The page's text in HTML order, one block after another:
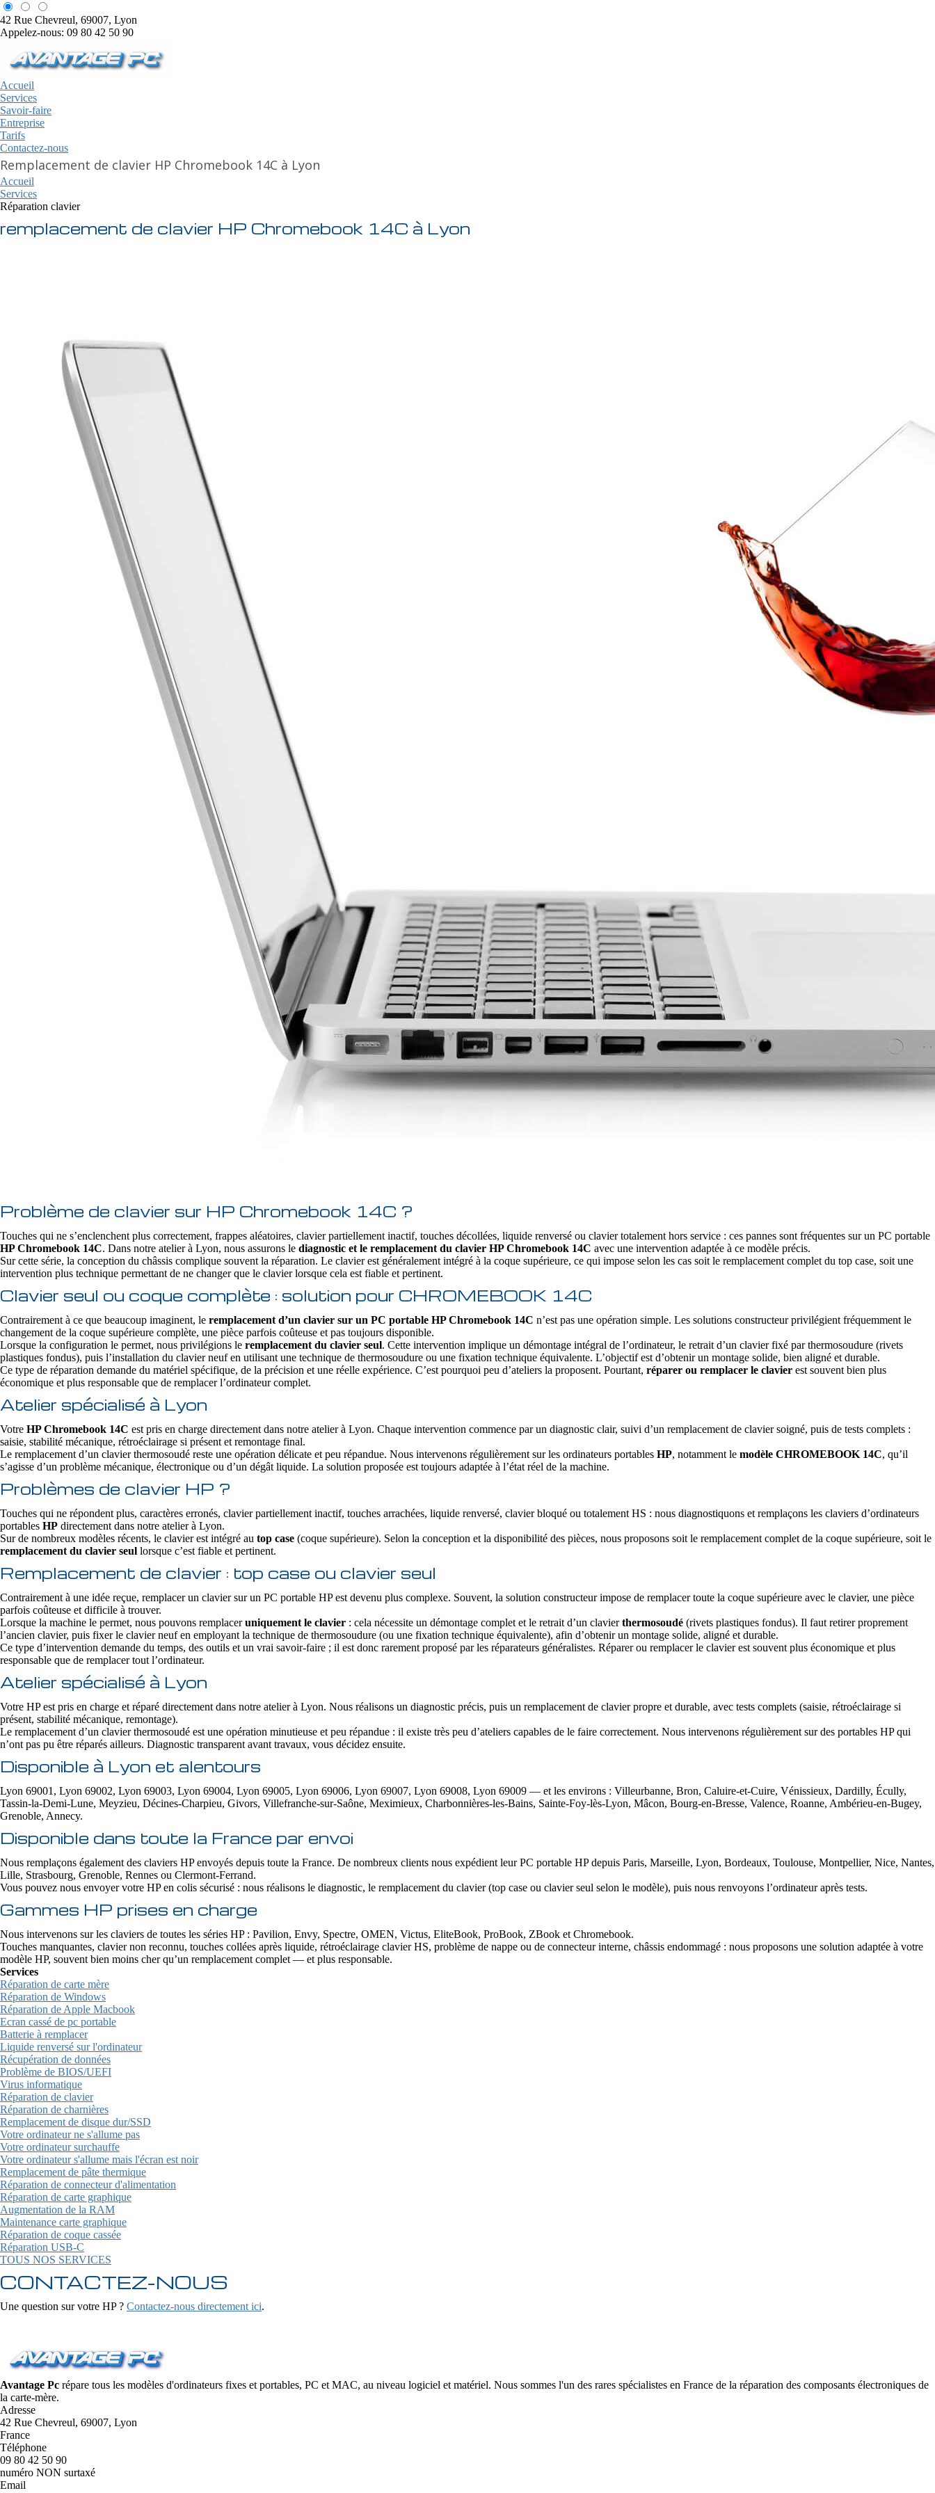
42 Rue Chevreul, 69007, Lyon
Appelez-nous: 09 80 42 50 90
Accueil
Services
Savoir-faire
Entreprise
Tarifs
Contactez-nous
Remplacement de clavier HP Chromebook 14C à Lyon
Accueil
Services
Réparation clavier
remplacement de clavier HP Chromebook 14C à Lyon
Problème de clavier sur HP Chromebook 14C ?
Touches qui ne s’enclenchent plus correctement, frappes aléatoires, clavier partiellement inactif, touches décollées, liquide renversé ou clavier totalement hors service : ces pannes sont fréquentes sur un PC portable
HP Chromebook 14C. Dans notre atelier à Lyon, nous assurons le diagnostic et le remplacement du clavier HP Chromebook 14C avec une intervention adaptée à ce modèle précis.
Sur cette série, la conception du châssis complique souvent la réparation. Le clavier est généralement intégré à la coque supérieure, ce qui impose selon les cas soit le remplacement complet du top case, soit une
intervention plus technique permettant de ne changer que le clavier lorsque cela est fiable et pertinent.
Clavier seul ou coque complète : solution pour CHROMEBOOK 14C
Contrairement à ce que beaucoup imaginent, le remplacement d’un clavier sur un PC portable HP Chromebook 14C n’est pas une opération simple. Les solutions constructeur privilégient fréquemment le
changement de la coque supérieure complète, une pièce parfois coûteuse et pas toujours disponible.
Lorsque la configuration le permet, nous privilégions le remplacement du clavier seul. Cette intervention implique un démontage intégral de l’ordinateur, le retrait d’un clavier fixé par thermosoudure (rivets
plastiques fondus), puis l’installation du clavier neuf en utilisant une technique de thermosoudure ou une fixation technique équivalente. L’objectif est d’obtenir un montage solide, bien aligné et durable.
Ce type de réparation demande du matériel spécifique, de la précision et une réelle expérience. C’est pourquoi peu d’ateliers la proposent. Pourtant, réparer ou remplacer le clavier est souvent bien plus
économique et plus responsable que de remplacer l’ordinateur complet.
Atelier spécialisé à Lyon
Votre HP Chromebook 14C est pris en charge directement dans notre atelier à Lyon. Chaque intervention commence par un diagnostic clair, suivi d’un remplacement de clavier soigné, puis de tests complets :
saisie, stabilité mécanique, rétroéclairage si présent et remontage final.
Le remplacement d’un clavier thermosoudé reste une opération délicate et peu répandue. Nous intervenons régulièrement sur les ordinateurs portables HP, notamment le modèle CHROMEBOOK 14C, qu’il
s’agisse d’un problème mécanique, électronique ou d’un dégât liquide. La solution proposée est toujours adaptée à l’état réel de la machine.
Problèmes de clavier HP ?
Touches qui ne répondent plus, caractères erronés, clavier partiellement inactif, touches arrachées, liquide renversé, clavier bloqué ou totalement HS : nous diagnostiquons et remplaçons les claviers d’ordinateurs
portables HP directement dans notre atelier à Lyon.
Sur de nombreux modèles récents, le clavier est intégré au top case (coque supérieure). Selon la conception et la disponibilité des pièces, nous proposons soit le remplacement complet de la coque supérieure, soit le
remplacement du clavier seul lorsque c’est fiable et pertinent.
Remplacement de clavier : top case ou clavier seul
Contrairement à une idée reçue, remplacer un clavier sur un PC portable HP est devenu plus complexe. Souvent, la solution constructeur impose de remplacer toute la coque supérieure avec le clavier, une pièce
parfois coûteuse et difficile à trouver.
Lorsque la machine le permet, nous pouvons remplaceruniquement le clavier : cela nécessite un démontage complet et le retrait d’un clavierthermosoudé (rivets plastiques fondus). Il faut retirer proprement
l’ancien clavier, puis fixer le clavier neuf en employant la technique de thermosoudure (ou une fixation technique équivalente), afin d’obtenir un montage solide, aligné et durable.
Ce type d’intervention demande du temps, des outils et un vrai savoir-faire ; il est donc rarement proposé par les réparateurs généralistes. Réparer ou remplacer le clavier est souvent plus économique et plus
responsable que de remplacer tout l’ordinateur.
Atelier spécialisé à Lyon
Votre HP est pris en charge et réparé directement dans notre atelier à Lyon. Nous réalisons un diagnostic précis, puis un remplacement de clavier propre et durable, avec tests complets (saisie, rétroéclairage si
présent, stabilité mécanique, remontage).
Le remplacement d’un clavier thermosoudé est une opération minutieuse et peu répandue : il existe très peu d’ateliers capables de le faire correctement. Nous intervenons régulièrement sur des portables HP qui
n’ont pas pu être réparés ailleurs. Diagnostic transparent avant travaux, vous décidez ensuite.
Disponible à Lyon et alentours
Lyon 69001, Lyon 69002, Lyon 69003, Lyon 69004, Lyon 69005, Lyon 69006, Lyon 69007, Lyon 69008, Lyon 69009 — et les environs : Villeurbanne, Bron, Caluire-et-Cuire, Vénissieux, Dardilly, Écully,
Tassin-la-Demi-Lune, Meyzieu, Décines-Charpieu, Givors, Villefranche-sur-Saône, Meximieux, Charbonnières-les-Bains, Sainte-Foy-lès-Lyon, Mâcon, Bourg-en-Bresse, Valence, Roanne, Ambérieu-en-Bugey,
Grenoble, Annecy.
Disponible dans toute la France par envoi
Nous remplaçons également des claviers HP envoyés depuis toute la France. De nombreux clients nous expédient leur PC portable HP depuis Paris, Marseille, Lyon, Bordeaux, Toulouse, Montpellier, Nice, Nantes,
Lille, Strasbourg, Grenoble, Rennes ou Clermont-Ferrand.
Vous pouvez nous envoyer votre HP en colis sécurisé : nous réalisons le diagnostic, le remplacement du clavier (top case ou clavier seul selon le modèle), puis nous renvoyons l’ordinateur après tests.
Gammes HP prises en charge
Nous intervenons sur les claviers de toutes les séries HP : Pavilion, Envy, Spectre, OMEN, Victus, EliteBook, ProBook, ZBook et Chromebook.
Touches manquantes, clavier non reconnu, touches collées après liquide, rétroéclairage clavier HS, problème de nappe ou de connecteur interne, châssis endommagé : nous proposons une solution adaptée à votre
modèle HP, souvent bien moins cher qu’un remplacement complet — et plus responsable.
Services
Réparation de carte mère
Réparation de Windows
Réparation de Apple Macbook
Ecran cassé de pc portable
Batterie à remplacer
Liquide renversé sur l'ordinateur
Récupération de données
Problème de BIOS/UEFI
Virus informatique
Réparation de clavier
Réparation de charnières
Remplacement de disque dur/SSD
Votre ordinateur ne s'allume pas
Votre ordinateur surchauffe
Votre ordinateur s'allume mais l'écran est noir
Remplacement de pâte thermique
Réparation de connecteur d'alimentation
Réparation de carte graphique
Augmentation de la RAM
Maintenance carte graphique
Réparation de coque cassée
Réparation USB-C
TOUS NOS SERVICES
CONTACTEZ-NOUS
Une question sur votre HP ? Contactez-nous directement ici.
Avantage Pc répare tous les modèles d'ordinateurs fixes et portables, PC et MAC, au niveau logiciel et matériel. Nous sommes l'un des rares spécialistes en France de la réparation des composants électroniques de
la carte-mère.
Adresse
42 Rue Chevreul, 69007, Lyon
France
Téléphone
09 80 42 50 90
numéro NON surtaxé
Email